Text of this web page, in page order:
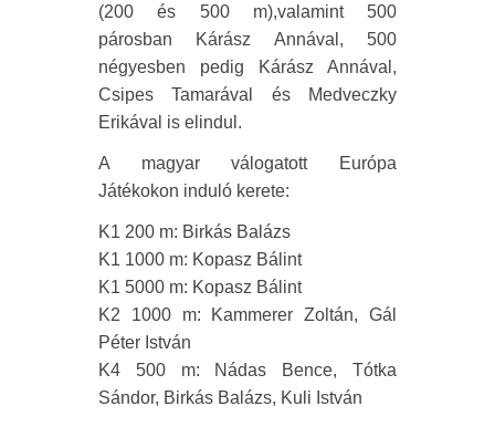
(200 és 500 m),valamint 500
párosban Kárász Annával, 500
négyesben pedig Kárász Annával,
Csipes Tamarával és Medveczky
Erikával is elindul.
A magyar válogatott Európa
Játékokon induló kerete:
K1 200 m: Birkás Balázs
K1 1000 m: Kopasz Bálint
K1 5000 m: Kopasz Bálint
K2 1000 m: Kammerer Zoltán, Gál
Péter István
K4 500 m: Nádas Bence, Tótka
Sándor, Birkás Balázs, Kuli István